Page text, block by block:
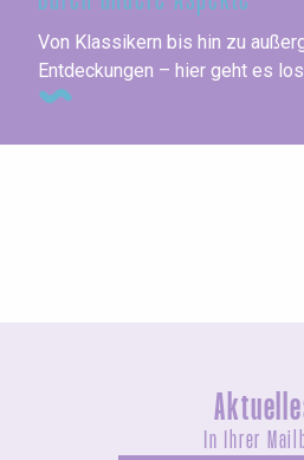
Von Klassikern bis hin zu
Entdeckungen – hier geht es
In Ihrer